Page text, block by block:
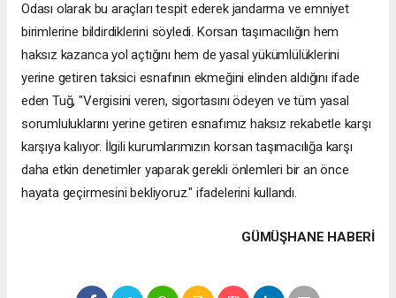
Odası olarak bu araçları tespit ederek jandarma ve emniyet
birimlerine bildirdiklerini söyledi. Korsan taşımacılığın hem
haksız kazanca yol açtığını hem de yasal yükümlülüklerini
yerine getiren taksici esnafının ekmeğini elinden aldığını ifade
eden Tuğ, "Vergisini veren, sigortasını ödeyen ve tüm yasal
sorumluluklarını yerine getiren esnafımız haksız rekabetle karşı
karşıya kalıyor. İlgili kurumlarımızın korsan taşımacılığa karşı
daha etkin denetimler yaparak gerekli önlemleri bir an önce
hayata geçirmesini bekliyoruz." ifadelerini kullandı.
GÜMÜŞHANE HABERİ